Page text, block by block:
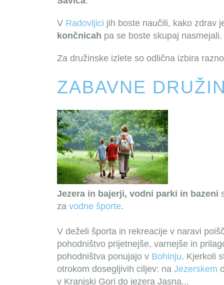
V Radovljici jih boste naučili, kako zdrav
končnicah pa se boste skupaj nasmejali.
Za družinske izlete so odlična izbira
ZABAVNE
Jezera in bajerji, vodni parki in bazeni
za vodne športe.
V deželi športa in rekreacije v naravi
pohodništvo prijetnejše, varnejše in
pohodništva ponujajo v Bohinju. Kjerkoli
otrokom dosegljivih ciljev: na Jezerskem
v Kranjski Gori do jezera Jasna...